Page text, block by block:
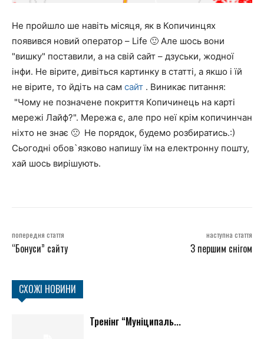
Не пройшло ше навіть місяця, як в Копичинцях
появився новий оператор – Life 🙂 Але шось вони
"вишку" поставили, а на свій сайт – дзуськи, жодної
інфи. Не вірите, дивіться картинку в статті, а якшо і їй
не вірите, то йдіть на сам сайт . Виникає питання:
"Чому не позначене покриття Копичинець на карті
мережі Лайф?". Мережа є, але про неї крім копичинчан
ніхто не знає 🙁 Не порядок, будемо розбиратись.:)
Сьогодні обов`язково напишу їм на електронну пошту,
хай шось вирішують.
попередня стаття
“Бонуси” сайту
наступна стаття
З першим снігом
СХОЖІ НОВИНИ
Тренінг “Муніципаль...